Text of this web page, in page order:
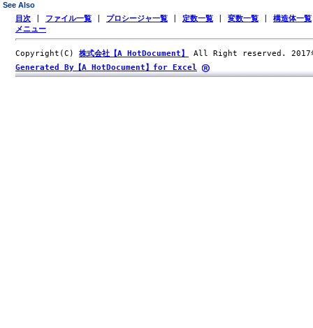
See Also
目次 ファイル一覧 プロシージャ一覧 定数一覧 変数一覧 構造体一覧
メニュー
Copyright(C) 株式会社【A HotDocument】
All Right reserved. 2017
Generated By【A HotDocument】for Excel